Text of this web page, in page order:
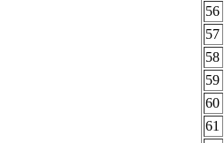
56
57
58
59
60
61